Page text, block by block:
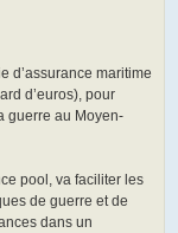
d’assurance maritime
d’euros), pour
guerre au Moyen-
pool, va faciliter les
de guerre et de
dans un